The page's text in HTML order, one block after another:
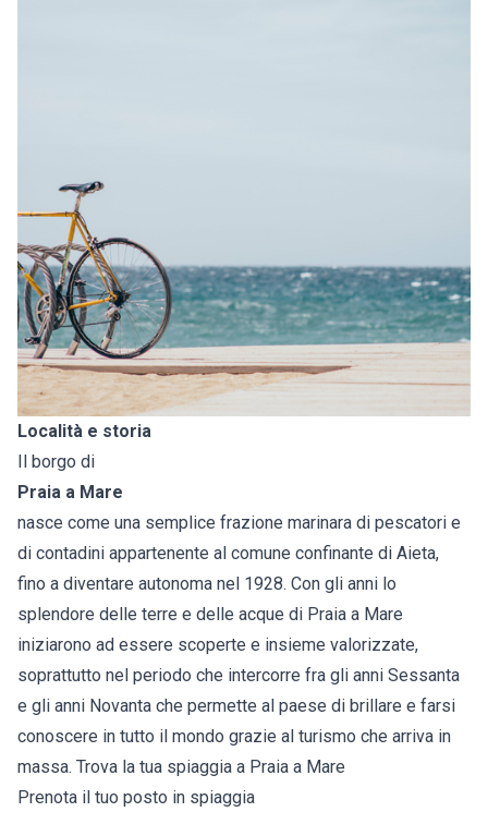
Località e storia
Il borgo di
Praia a Mare
nasce come una semplice frazione marinara di pescatori e
di contadini appartenente al comune confinante di Aieta,
fino a diventare autonoma nel 1928. Con gli anni lo
splendore delle terre e delle acque di Praia a Mare
iniziarono ad essere scoperte e insieme valorizzate,
soprattutto nel periodo che intercorre fra gli anni Sessanta
e gli anni Novanta che permette al paese di brillare e farsi
conoscere in tutto il mondo grazie al turismo che arriva in
massa. Trova la tua spiaggia a Praia a Mare
Prenota il tuo posto in spiaggia